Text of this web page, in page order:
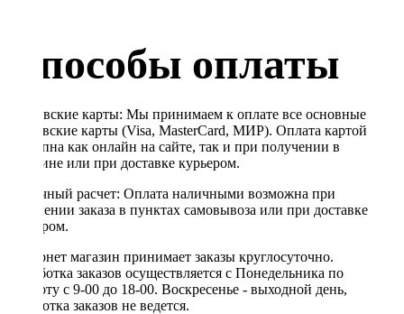
Способы оплаты
Банковские карты: Мы принимаем к оплате все основные
банковские карты (Visa, MasterCard, МИР). Оплата картой
доступна как онлайн на сайте, так и при получении в
магазине или при доставке курьером.
Наличный расчет: Оплата наличными возможна при
получении заказа в пунктах самовывоза или при доставке
курьером.
Интернет магазин принимает заказы круглосуточно.
Обработка заказов осуществляется с Понедельника по
Субботу с 9-00 до 18-00. Воскресенье - выходной день,
обработка заказов не ведется.